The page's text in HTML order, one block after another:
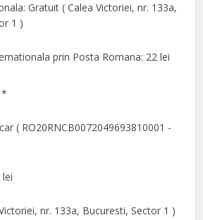
Gratuit ( Calea Victoriei, nr. 133a,
1 )
prin Posta Romana: 22 lei
*
( RO20RNCB0072049693810001 -
nr. 133a, Bucuresti, Sector 1 )